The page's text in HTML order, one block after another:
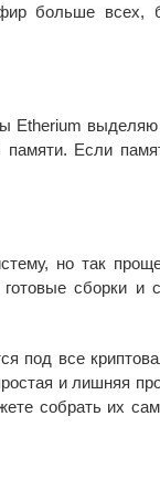
больше всех,
Etherium
Если
но так
сборки и
под все
и лишняя
собрать их